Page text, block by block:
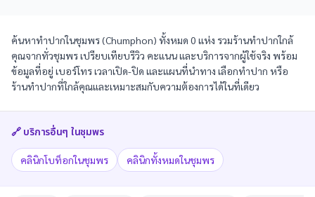
ค้นหาทำปากในชุมพร (Chumphon) ทั้งหมด 0 แห่ง รวมร้านทำปากใกล้
คุณจากทั่วชุมพร เปรียบเทียบรีวิว คะแนน และบริการจากผู้ใช้จริง พร้อม
ข้อมูลที่อยู่ เบอร์โทร เวลาเปิด-ปิด และแผนที่นำทาง เลือกทำปาก หรือ
ร้านทำปากที่ใกล้คุณและเหมาะสมกับความต้องการได้ในที่เดียว
🔗 บริการอื่นๆ ในชุมพร
คลินิกโบท็อกในชุมพร คลินิกทั้งหมดในชุมพร